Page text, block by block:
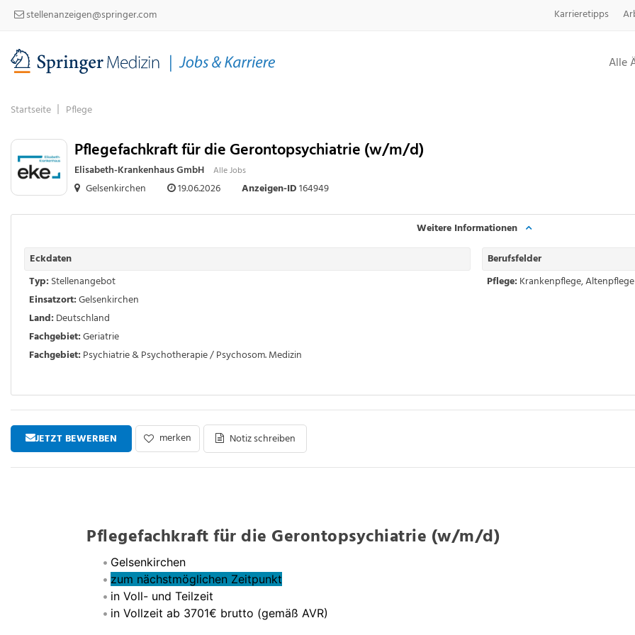
stellenanzeigen@springer.com Karrieretipps
Alle
Startseite Pflege
Pflegefachkraft für die Gerontopsychiatrie (w/m/d)
Elisabeth-Krankenhaus GmbH Alle Jobs
Gelsenkirchen 19.06.2026 Anzeigen-ID164949
Weitere Informationen
Eckdaten
Typ: Stellenangebot
Einsatzort:Gelsenkirchen
Land: Deutschland
Fachgebiet:Geriatrie
Fachgebiet: Psychiatrie & Psychotherapie / Psychosom. Medizin
Berufsfelder
Pflege: Krankenpflege,Altenpflege
JETZT BEWERBEN merken Notiz schreiben
Pflegefachkraft für die Gerontopsychiatrie (w/m/d)
Gelsenkirchen
zum nächstmöglichen Zeitpunkt
in Voll- und Teilzeit
in Vollzeit ab 3701€ brutto (gemäß AVR)